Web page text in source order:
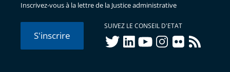
Inscrivez-vous à la lettre de la Justice administrative
S'inscrire
SUIVEZ LE CONSEIL D'ETAT
twitterlinkedInyoutubeinstagram
flickr rss